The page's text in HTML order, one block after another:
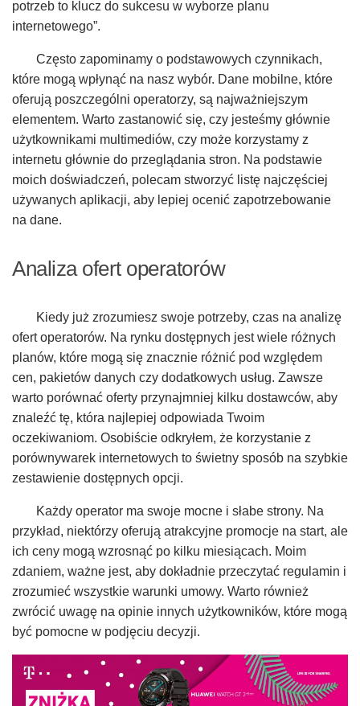
potrzeb to klucz do sukcesu w wyborze planu
internetowego”.
Często zapominamy o podstawowych czynnikach,
które mogą wpłynąć na nasz wybór. Dane mobilne, które
oferują poszczególni operatorzy, są najważniejszym
elementem. Warto zastanowić się, czy jesteśmy głównie
użytkownikami multimediów, czy może korzystamy z
internetu głównie do przeglądania stron. Na podstawie
moich doświadczeń, polecam stworzyć listę najczęściej
używanych aplikacji, aby lepiej ocenić zapotrzebowanie
na dane.
Analiza ofert operatorów
Kiedy już zrozumiesz swoje potrzeby, czas na analizę
ofert operatorów. Na rynku dostępnych jest wiele różnych
planów, które mogą się znacznie różnić pod względem
cen, pakietów danych czy dodatkowych usług. Zawsze
warto porównać oferty przynajmniej kilku dostawców, aby
znaleźć tę, która najlepiej odpowiada Twoim
oczekiwaniom. Osobiście odkryłem, że korzystanie z
porównywarek internetowych to świetny sposób na szybkie
zestawienie dostępnych opcji.
Każdy operator ma swoje mocne i słabe strony. Na
przykład, niektórzy oferują atrakcyjne promocje na start, ale
ich ceny mogą wzrosnąć po kilku miesiącach. Moim
zdaniem, ważne jest, aby dokładnie przeczytać regulamin i
zrozumieć wszystkie warunki umowy. Warto również
zwrócić uwagę na opinie innych użytkowników, które mogą
być pomocne w podjęciu decyzji.